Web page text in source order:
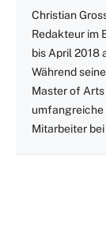
Christian
Redakteur im
bis April 2018
Während
Master of
Mitarbeiter